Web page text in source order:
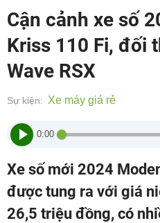
Cận cảnh xe số
Kriss 110 Fi, đối
Wave RSX
Sự kiện: Xe máy giá rẻ
0:00
Xe số mới 2024
được tung ra với giá
26,5 triệu đồng, có